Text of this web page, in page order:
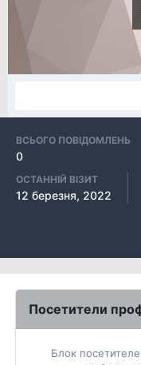
ВСЬОГО ПОВІДОМЛЕНЬ
0
ОСТАННІЙ ВІЗИТ
12 березня, 2022
Посетители
Блок